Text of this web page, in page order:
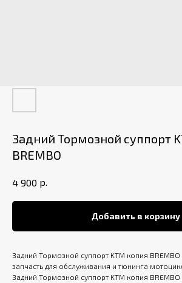
Задний Тормозной суппорт
BREMBO
4 900 р.
Добавить в корзину
Задний Тормозной суппорт KTM копия
запчасть для обслуживания и тюнинга
Задний Тормозной суппорт KTM копия